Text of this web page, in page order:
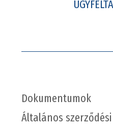
Dokumentumok
Általános